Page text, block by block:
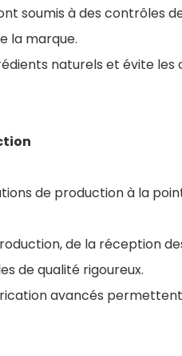
soumis à des contrôles
la marque.
naturels et évite
de production à la
de la réception
de qualité rigoureux.
avancés